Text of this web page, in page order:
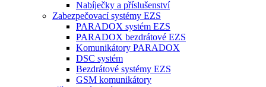
Nabíječky a příslušenství
Zabezpečovací systémy EZS
PARADOX systém EZS
PARADOX bezdrátové EZS
Komunikátory PARADOX
DSC systém
Bezdrátové systémy EZS
GSM komunikátory